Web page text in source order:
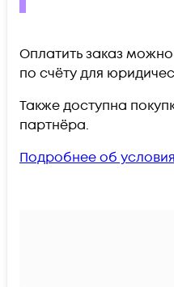
Оплатить заказ
по счёту для
Также доступна
партнёра.
Подробнее об